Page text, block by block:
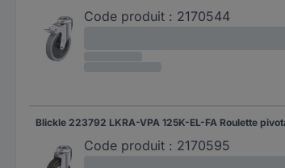
Code produit : 2170544
Code produit : 2170595